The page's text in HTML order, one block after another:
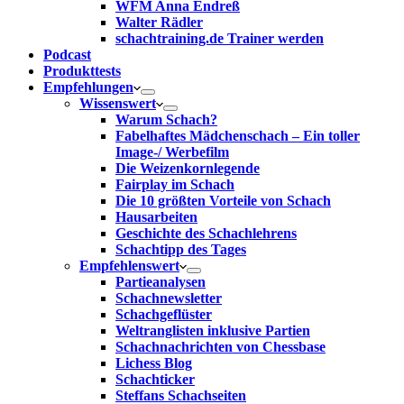
WFM Anna Endreß
Walter Rädler
schachtraining.de Trainer werden
Podcast
Produkttests
Empfehlungen
Wissenswert
Warum Schach?
Fabelhaftes Mädchenschach – Ein toller
Image-/ Werbefilm
Die Weizenkornlegende
Fairplay im Schach
Die 10 größten Vorteile von Schach‎
Hausarbeiten
Geschichte des Schachlehrens
Schachtipp des Tages
Empfehlenswert
Partieanalysen
Schachnewsletter
Schachgeflüster
Weltranglisten inklusive Partien
Schachnachrichten von Chessbase
Lichess Blog
Schachticker
Steffans Schachseiten